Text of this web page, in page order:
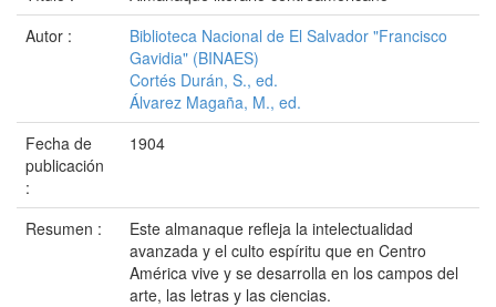
Autor :
Biblioteca Nacional de El Salvador "Francisco
Gavidia" (BINAES)
Cortés Durán, S., ed.
Álvarez Magaña, M., ed.
Fecha de
publicación
:
1904
Resumen :
Este almanaque refleja la intelectualidad
avanzada y el culto espíritu que en Centro
América vive y se desarrolla en los campos del
arte, las letras y las ciencias.